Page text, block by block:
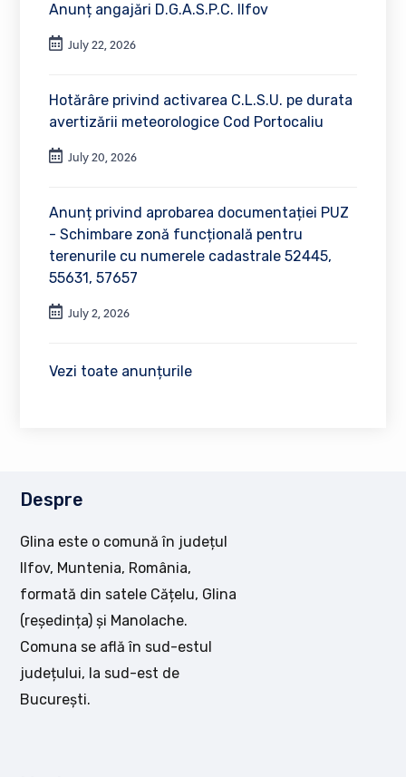
Anunț angajări D.G.A.S.P.C. Ilfov
July 22, 2026
Hotărâre privind activarea C.L.S.U. pe durata
avertizării meteorologice Cod Portocaliu
July 20, 2026
Anunț privind aprobarea documentației PUZ
- Schimbare zonă funcțională pentru
terenurile cu numerele cadastrale 52445,
55631, 57657
July 2, 2026
Vezi toate anunțurile
Despre
Glina este o comună în județul
Ilfov, Muntenia, România,
formată din satele Cățelu, Glina
(reședința) și Manolache.
Comuna se află în sud-estul
județului, la sud-est de
București.